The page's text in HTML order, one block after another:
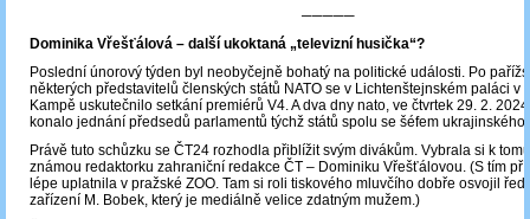
─────
Dominika Vřešťálová – další ukoktaná „televizní husička“?
Poslední únorový týden byl neobyčejně bohatý na politické události. Po
některých představitelů členských států NATO se v Lichtenštejnském paláci v
Kampě uskutečnilo setkání premiérů V4. A dva dny nato, ve čtvrtek 29. 2.
konalo jednání předsedů parlamentů týchž států spolu se šéfem ukrajinského
Právě tuto schůzku se ČT24 rozhodla přiblížit svým divákům. Vybrala si k
známou redaktorku zahraniční redakce ČT – Dominiku Vřešťálovou. (S tím
lépe uplatnila v pražské ZOO. Tam si roli tiskového mluvčího dobře osvojil
zařízení M. Bobek, který je mediálně velice zdatným mužem.)